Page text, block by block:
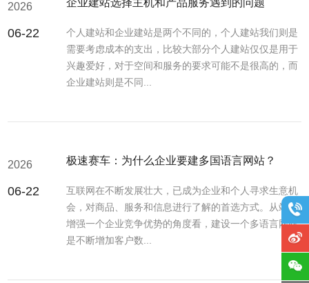
2026
06-22
企业建站选择主机和产品服务遇到的问题
个人建站和企业建站是两个不同的，个人建站我们则是
需要考虑成本的支出，比较大部分个人建站仅仅是用于
兴趣爱好，对于空间和服务的要求可能不是很高的，而
企业建站则是不同...
2026
06-22
极速赛车：为什么企业要建多国语言网站？
互联网在不断发展壮大，已成为企业和个人寻求生意机
会，对商品、服务和信息进行了解的首选方式。从站在
增强一个企业竞争优势的角度看，建设一个多语言网站
是不断增加客户数...